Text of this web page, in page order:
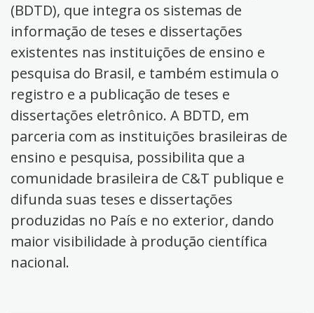
(BDTD), que integra os sistemas de
informação de teses e dissertações
existentes nas instituições de ensino e
pesquisa do Brasil, e também estimula o
registro e a publicação de teses e
dissertações eletrônico. A BDTD, em
parceria com as instituições brasileiras de
ensino e pesquisa, possibilita que a
comunidade brasileira de C&T publique e
difunda suas teses e dissertações
produzidas no País e no exterior, dando
maior visibilidade à produção científica
nacional.